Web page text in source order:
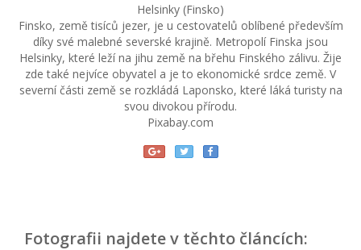
Helsinky (Finsko)
Finsko, země tisíců jezer, je u cestovatelů oblíbené především
díky své malebné severské krajině. Metropolí Finska jsou
Helsinky, které leží na jihu země na břehu Finského zálivu. Žije
zde také nejvíce obyvatel a je to ekonomické srdce země. V
severní části země se rozkládá Laponsko, které láká turisty na
svou divokou přírodu.
Pixabay.com
Fotografii najdete v těchto článcích: